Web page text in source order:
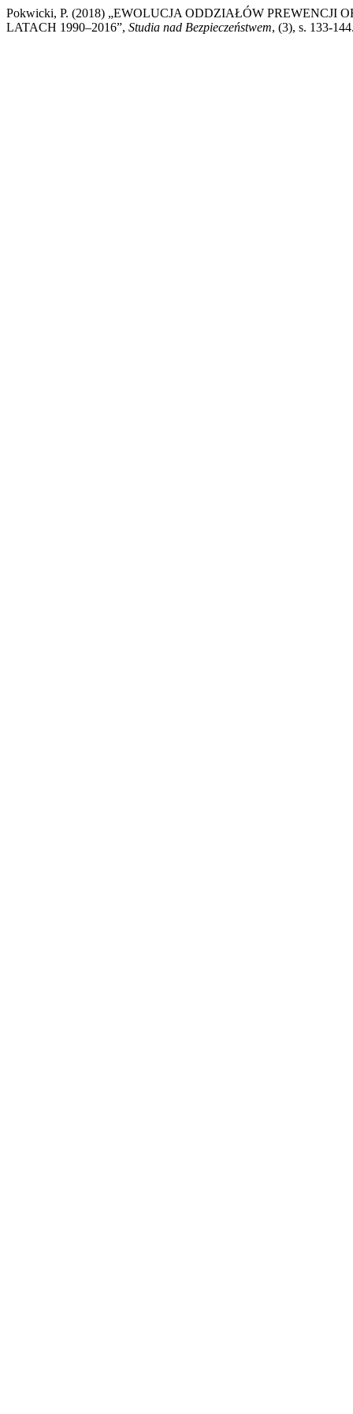
Pokwicki, P. (2018) „EWOLUCJA ODDZIAŁÓW
LATACH 1990–2016”, Studia nad Bezpieczeństwem, (3), s. 133-